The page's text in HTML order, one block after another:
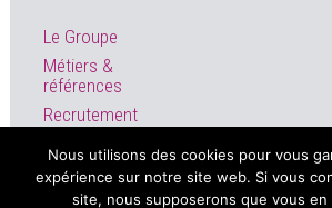
Le Groupe
Métiers &
références
Recrutement
Actualités
Nous utilisons des cookies pour vous
expérience sur notre site web. Si vous
site, nous supposerons que vous